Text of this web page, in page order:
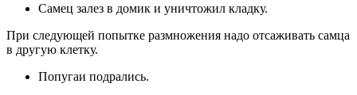
Самец залез в домик и уничтожил кладку.
При следующей попытке размножения надо отсаживать самца
в другую клетку.
Попугаи подрались.